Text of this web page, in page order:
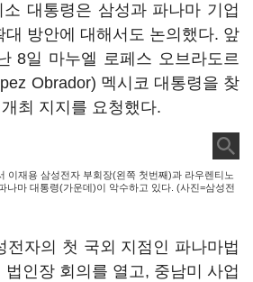
대통령은 삼성과 파나마 기업
대 방안에 대해서도 논의했다. 앞
8일 마누엘 로페스 오브라도르
Obrador) 멕시코 대통령을 찾
최 지지를 요청했다.
이재용 삼성전자 부회장(왼쪽 첫번째)과 라우렌티노
나마 대통령(가운데)이 악수하고 있다. (사진=삼성전
전자의 첫 국외 지점인 파나마법
법인장 회의를 열고, 중남미 사업